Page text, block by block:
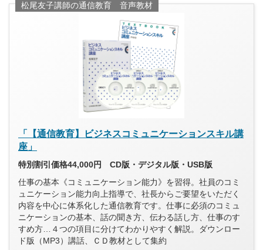
松尾友子講師の通信教育 音声教材
「【通信教育】ビジネスコミュニケーションスキル講
座」
特別割引価格44,000円 CD版・デジタル版・USB版
仕事の基本《コミュニケーション能力》を習得。社員のコミ
ュニケーション能力向上指導で、社長からご要望をいただく
内容を中心に体系化した通信教育です。仕事に必須のコミュ
ニケーションの基本、話の聞き方、伝わる話し方、仕事のす
すめ方…４つの項目に分けてわかりやすく解説。ダウンロー
ド版（MP3）講話、ＣＤ教材として集約